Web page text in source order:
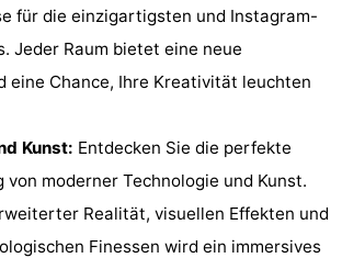
für die einzigartigsten und Instagram-
Jeder Raum bietet eine neue
eine Chance, Ihre Kreativität leuchten
Kunst: Entdecken Sie die perfekte
von moderner Technologie und Kunst.
Realität, visuellen Effekten und
Finessen wird ein immersives